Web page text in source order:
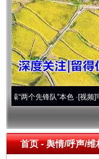
个先锋队”本色·[视频] 牢记
首页- 舆情/呼声/